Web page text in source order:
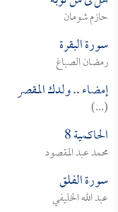
حازم شومان
سورة البقرة
رمضان الصباغ
إمضاء .. ولدك المقصر
(...)
الحاكمية 8
محمد عبد المقصود
سورة الفلق
عبد الله الخليفي